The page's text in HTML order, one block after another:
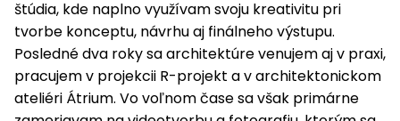
štúdia, kde naplno využívam svoju kreativitu pri
tvorbe konceptu, návrhu aj finálneho výstupu.
Posledné dva roky sa architektúre venujem aj v praxi,
pracujem v projekcii R-projekt a v architektonickom
ateliéri Átrium. Vo voľnom čase sa však primárne